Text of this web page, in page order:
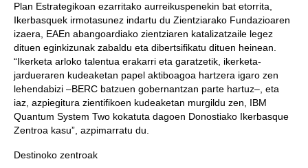
Plan Estrategikoan ezarritako aurreikuspenekin bat etorrita,
Ikerbasquek irmotasunez indartu du Zientziarako Fundazioaren
izaera, EAEn abangoardiako zientziaren katalizatzaile legez
dituen eginkizunak zabaldu eta dibertsifikatu dituen heinean.
“Ikerketa arloko talentua erakarri eta garatzetik, ikerketa-
jardueraren kudeaketan papel aktiboagoa hartzera igaro zen
lehendabizi –BERC batzuen gobernantzan parte hartuz–, eta
iaz, azpiegitura zientifikoen kudeaketan murgildu zen, IBM
Quantum System Two kokatuta dagoen Donostiako Ikerbasque
Zentroa kasu”, azpimarratu du.
Destinoko zentroak